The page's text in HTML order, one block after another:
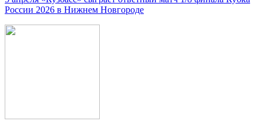
России 2026 в Нижнем Новгороде